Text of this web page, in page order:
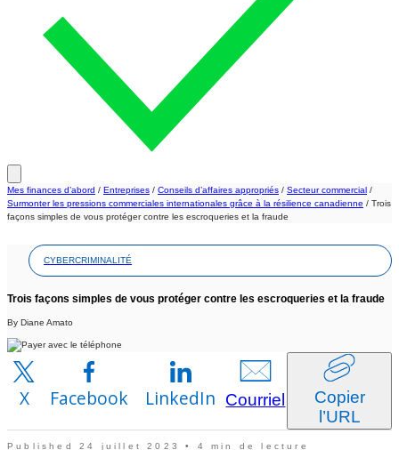
Mes finances d’abord / Entreprises / Conseils d’affaires appropriés / Secteur commercial /
Surmonter les pressions commerciales internationales grâce à la résilience canadienne / Trois
façons simples de vous protéger contre les escroqueries et la fraude
CYBERCRIMINALITÉ
Trois façons simples de vous protéger contre les escroqueries et la fraude
By Diane Amato
X Facebook LinkedIn Courriel
Copier
l’URL
Published 24 juillet 2023 • 4 min de lecture